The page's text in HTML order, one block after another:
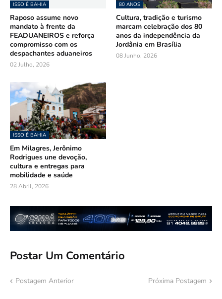
ISSO É BAHIA
Raposo assume novo
mandato à frente da
FEADUANEIROS e reforça
compromisso com os
despachantes aduaneiros
02 Julho, 2026
80 ANOS
Cultura, tradição e turismo
marcam celebração dos 80
anos da independência da
Jordânia em Brasília
08 Junho, 2026
ISSO É BAHIA
Em Milagres, Jerônimo
Rodrigues une devoção,
cultura e entregas para
mobilidade e saúde
28 Abril, 2026
Postar Um Comentário
Postagem Anterior Próxima Postagem